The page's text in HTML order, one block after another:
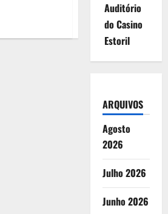
Auditório
do Casino
Estoril
ARQUIVOS
Agosto
2026
Julho 2026
Junho 2026